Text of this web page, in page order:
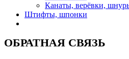
Канаты, верёвки,
Штифты, шпонки
ОБРАТНАЯ СВЯЗЬ